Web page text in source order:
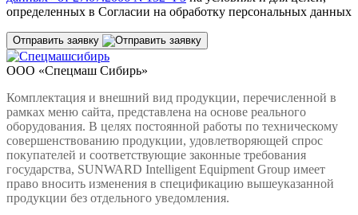
определенных в Согласии на обработку персональных данных
Отправить заявку
ООО «Спецмаш Сибирь»
Комплектация и внешний вид продукции, перечисленной в
рамках меню сайта, представлена на основе реального
оборудования. В целях постоянной работы по техническому
совершенствованию продукции, удовлетворяющей спрос
покупателей и соответствующие законные требования
государства, SUNWARD Intelligent Equipment Group имеет
право вносить изменения в спецификацию вышеуказанной
продукции без отдельного уведомления.